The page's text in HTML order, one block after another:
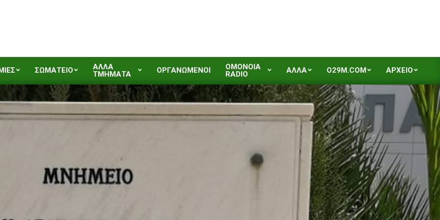
ΣΩΜΑΤΕΙΟ
ΑΛΛΑ
ΤΜΗΜΑΤΑ
ΟΡΓΑΝΩΜΕΝΟΙ
OMONOIA
RADIO
ΑΛΛΑ O29M.COM ΑΡΧΕΙΟ